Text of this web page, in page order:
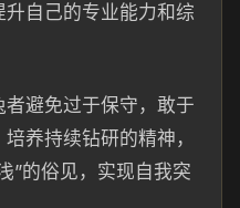
自己的专业能力和综
避免过于保守，敢于
养持续钻研的精神，
”的俗见，实现自我突